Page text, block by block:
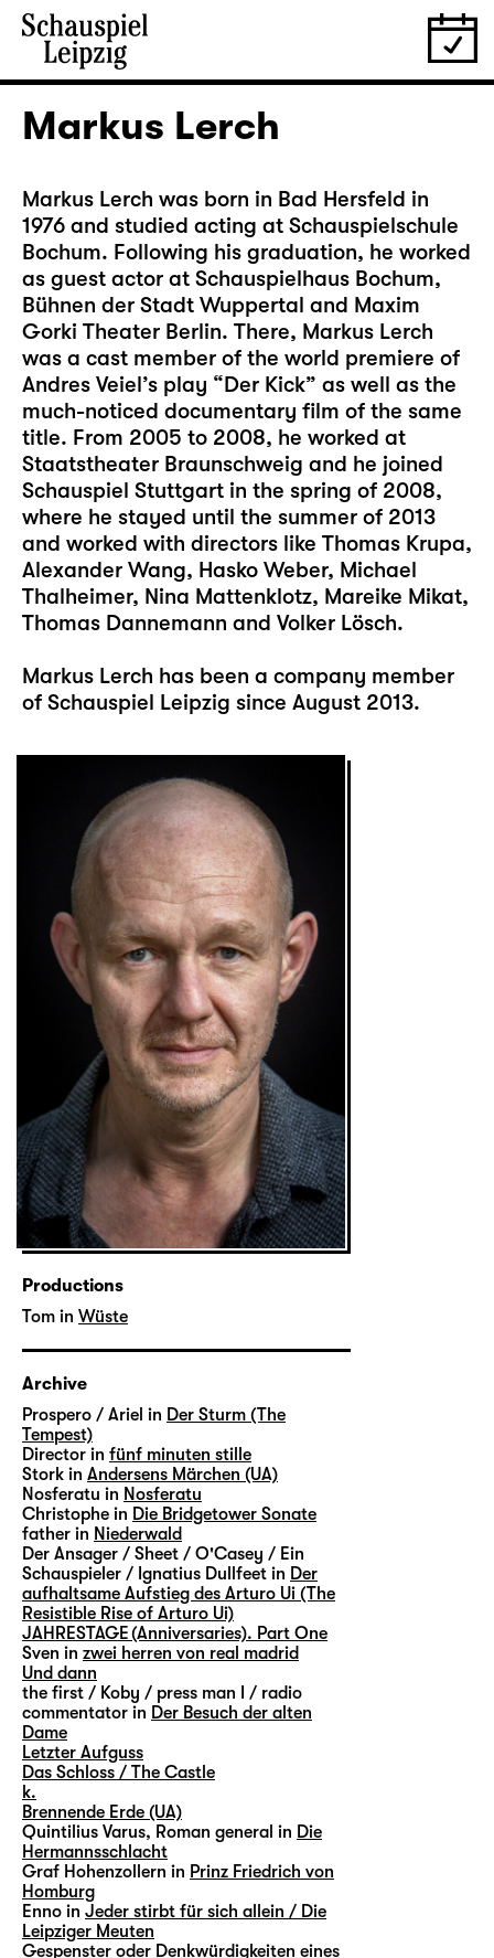
Markus Lerch
Markus Lerch was born in Bad Hersfeld in
1976 and studied acting at Schauspielschule
Bochum. Following his graduation, he worked
as guest actor at Schauspielhaus Bochum,
Bühnen der Stadt Wuppertal and Maxim
Gorki Theater Berlin. There, Markus Lerch
was a cast member of the world premiere of
Andres Veiel’s play “Der Kick” as well as the
much-noticed documentary film of the same
title. From 2005 to 2008, he worked at
Staatstheater Braunschweig and he joined
Schauspiel Stuttgart in the spring of 2008,
where he stayed until the summer of 2013
and worked with directors like Thomas Krupa,
Alexander Wang, Hasko Weber, Michael
Thalheimer, Nina Mattenklotz, Mareike Mikat,
Thomas Dannemann and Volker Lösch.
Markus Lerch has been a company member
of Schauspiel Leipzig since August 2013.
Productions
Tom in Wüste
Archive
Prospero / Ariel in Der Sturm (The
Tempest)
Director in fünf minuten stille
Stork in Andersens Märchen (UA)
Nosferatu in Nosferatu
Christophe in Die Bridgetower Sonate
father in Niederwald
Der Ansager / Sheet / O'Casey / Ein
Schauspieler / Ignatius Dullfeet in Der
aufhaltsame Aufstieg des Arturo Ui (The
Resistible Rise of Arturo Ui)
JAHRESTAGE (Anniversaries). Part One
Sven in zwei herren von real madrid
Und dann
the first / Koby / press man I / radio
commentator in Der Besuch der alten
Dame
Letzter Aufguss
Das Schloss / The Castle
k.
Brennende Erde (UA)
Quintilius Varus, Roman general in Die
Hermannsschlacht
Graf Hohenzollern in Prinz Friedrich von
Homburg
Enno in Jeder stirbt für sich allein / Die
Leipziger Meuten
Gespenster oder Denkwürdigkeiten eines